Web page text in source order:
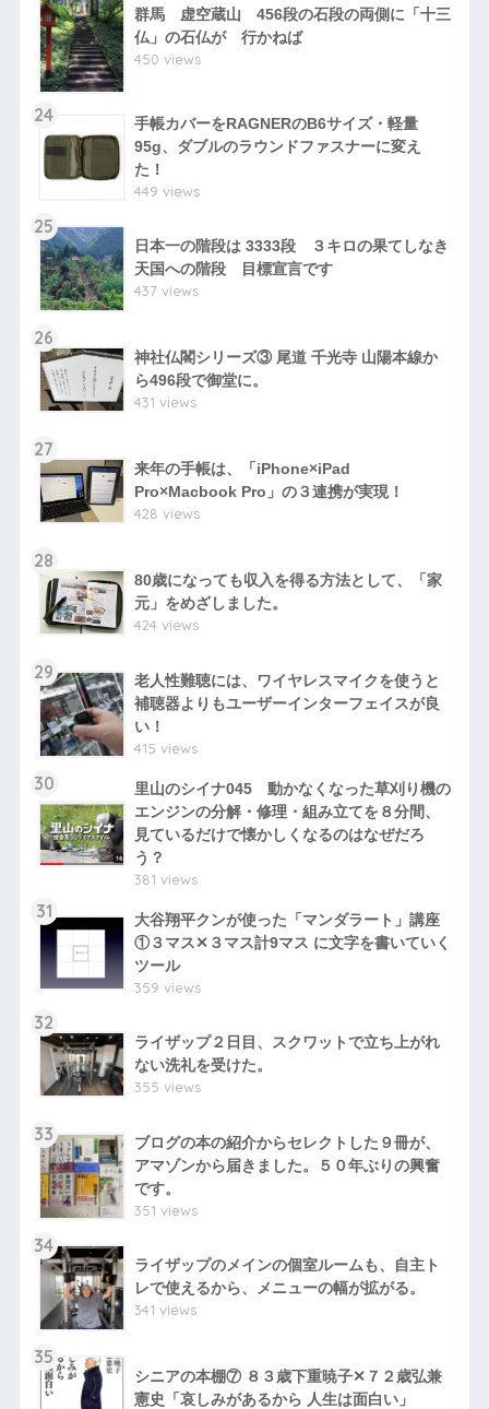
群馬 虚空蔵山 456段の石段の両側に「十三
仏」の石仏が 行かねば
450 views
24
手帳カバーをRAGNERのB6サイズ・軽量
95g、ダブルのラウンドファスナーに変え
た！
449 views
25
日本一の階段は 3333段 ３キロの果てしなき
天国への階段 目標宣言です
437 views
26
神社仏閣シリーズ③ 尾道 千光寺 山陽本線か
ら496段で御堂に。
431 views
27
来年の手帳は、「iPhone×iPad
Pro×Macbook Pro」の３連携が実現！
428 views
28
80歳になっても収入を得る方法として、「家
元」をめざしました。
424 views
29
老人性難聴には、ワイヤレスマイクを使うと
補聴器よりもユーザーインターフェイスが良
い！
415 views
30
里山のシイナ045 動かなくなった草刈り機の
エンジンの分解・修理・組み立てを８分間、
見ているだけで懐かしくなるのはなぜだろ
う？
381 views
31
大谷翔平クンが使った「マンダラート」講座
①３マス✕３マス計9マス に文字を書いていく
ツール
359 views
32
ライザップ２日目、スクワットで立ち上がれ
ない洗礼を受けた。
355 views
33
ブログの本の紹介からセレクトした９冊が、
アマゾンから届きました。５０年ぶりの興奮
です。
351 views
34
ライザップのメインの個室ルームも、自主ト
レで使えるから、メニューの幅が拡がる。
341 views
35
シニアの本棚⑦ ８３歳下重暁子✕７２歳弘兼
憲史「哀しみがあるから 人生は面白い」